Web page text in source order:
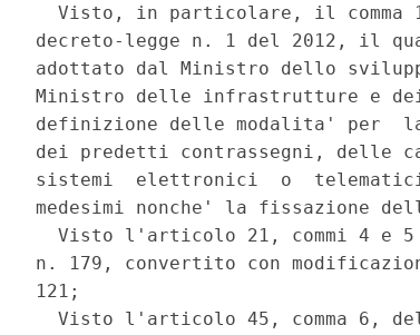
Visto, in particolare, il comma
decreto-legge n. 1 del 2012, il
adottato dal Ministro dello
Ministro delle infrastrutture e
definizione delle modalita' per
dei predetti contrassegni, delle
sistemi  elettronici  o
medesimi nonche' la fissazione
Visto l'articolo 21, commi 4 e
n. 179, convertito con
121;
Visto l'articolo 45, comma 6,